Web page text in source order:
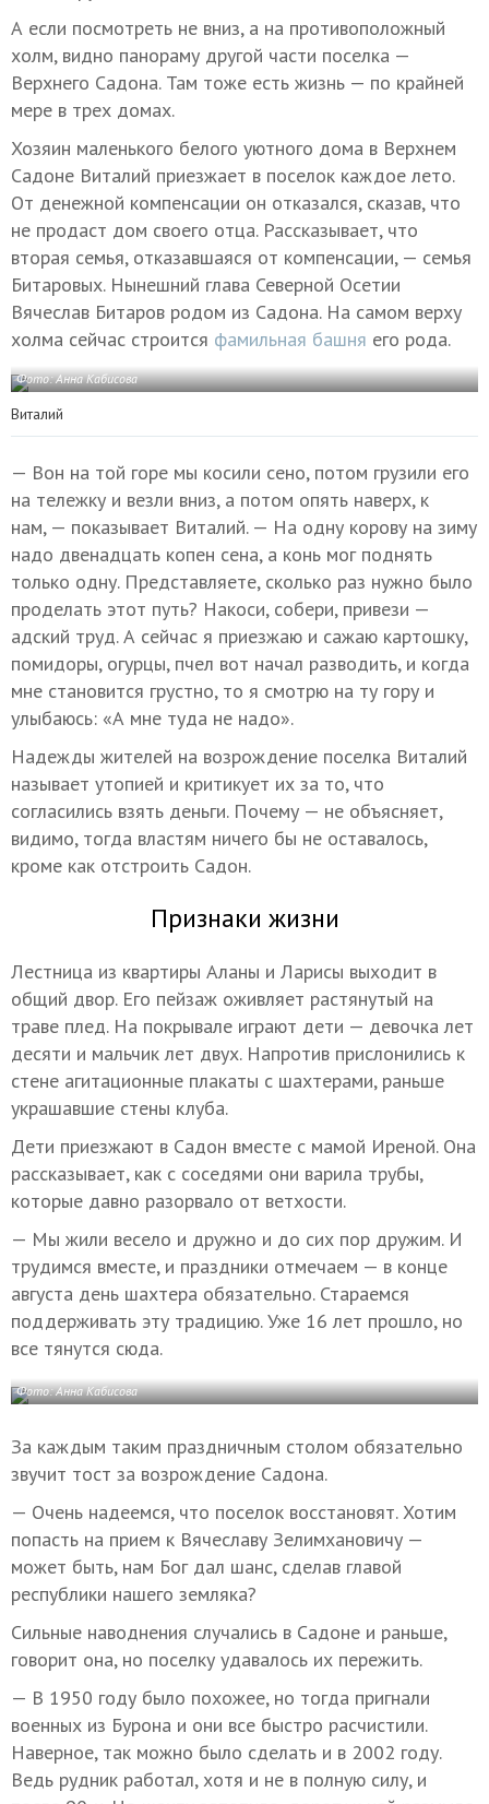
А если посмотреть не вниз, а на противоположный
холм, видно панораму другой части поселка —
Верхнего Садона. Там тоже есть жизнь — по крайней
мере в трех домах.
Хозяин маленького белого уютного дома в Верхнем
Садоне Виталий приезжает в поселок каждое лето.
От денежной компенсации он отказался, сказав, что
не продаст дом своего отца. Рассказывает, что
вторая семья, отказавшаяся от компенсации, — семья
Битаровых. Нынешний глава Северной Осетии
Вячеслав Битаров родом из Садона. На самом верху
холма сейчас строится фамильная башня его рода.
Фото: Анна Кабисова
Виталий
— Вон на той горе мы косили сено, потом грузили его
на тележку и везли вниз, а потом опять наверх, к
нам, — показывает Виталий. — На одну корову на зиму
надо двенадцать копен сена, а конь мог поднять
только одну. Представляете, сколько раз нужно было
проделать этот путь? Накоси, собери, привези —
адский труд. А сейчас я приезжаю и сажаю картошку,
помидоры, огурцы, пчел вот начал разводить, и когда
мне становится грустно, то я смотрю на ту гору и
улыбаюсь: «А мне туда не надо».
Надежды жителей на возрождение поселка Виталий
называет утопией и критикует их за то, что
согласились взять деньги. Почему — не объясняет,
видимо, тогда властям ничего бы не оставалось,
кроме как отстроить Садон.
Признаки жизни
Лестница из квартиры Аланы и Ларисы выходит в
общий двор. Его пейзаж оживляет растянутый на
траве плед. На покрывале играют дети — девочка лет
десяти и мальчик лет двух. Напротив прислонились к
стене агитационные плакаты с шахтерами, раньше
украшавшие стены клуба.
Дети приезжают в Садон вместе с мамой Иреной. Она
рассказывает, как с соседями они варила трубы,
которые давно разорвало от ветхости.
— Мы жили весело и дружно и до сих пор дружим. И
трудимся вместе, и праздники отмечаем — в конце
августа день шахтера обязательно. Стараемся
поддерживать эту традицию. Уже 16 лет прошло, но
все тянутся сюда.
Фото: Анна Кабисова
За каждым таким праздничным столом обязательно
звучит тост за возрождение Садона.
— Очень надеемся, что поселок восстановят. Хотим
попасть на прием к Вячеславу Зелимхановичу —
может быть, нам Бог дал шанс, сделав главой
республики нашего земляка?
Сильные наводнения случались в Садоне и раньше,
говорит она, но поселку удавалось их пережить.
— В 1950 году было похожее, но тогда пригнали
военных из Бурона и они все быстро расчистили.
Наверное, так можно было сделать и в 2002 году.
Ведь рудник работал, хотя и не в полную силу, и